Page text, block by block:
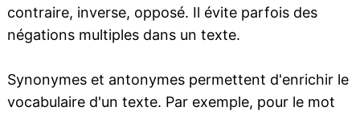
contraire, inverse, opposé. Il évite parfois des
négations multiples dans un texte.
Synonymes et antonymes permettent d'enrichir le
vocabulaire d'un texte. Par exemple, pour le mot